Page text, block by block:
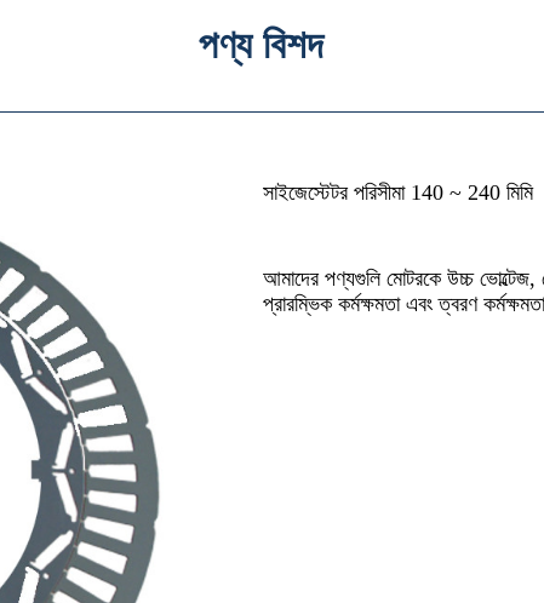
পণ্য বিশদ
সাইজেস্টেটর পরিসীমা 140 ~ 240 মিমি
আমাদের পণ্যগুলি মোটরকে উচ্চ
প্রারম্ভিক কর্মক্ষমতা এবং ত্বরণ